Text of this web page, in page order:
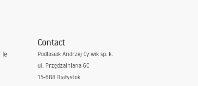
le
Contact
Podlasiak Andrzej Cylwik sp. k.
ul. Przędzalniana 60
15-688 Białystok